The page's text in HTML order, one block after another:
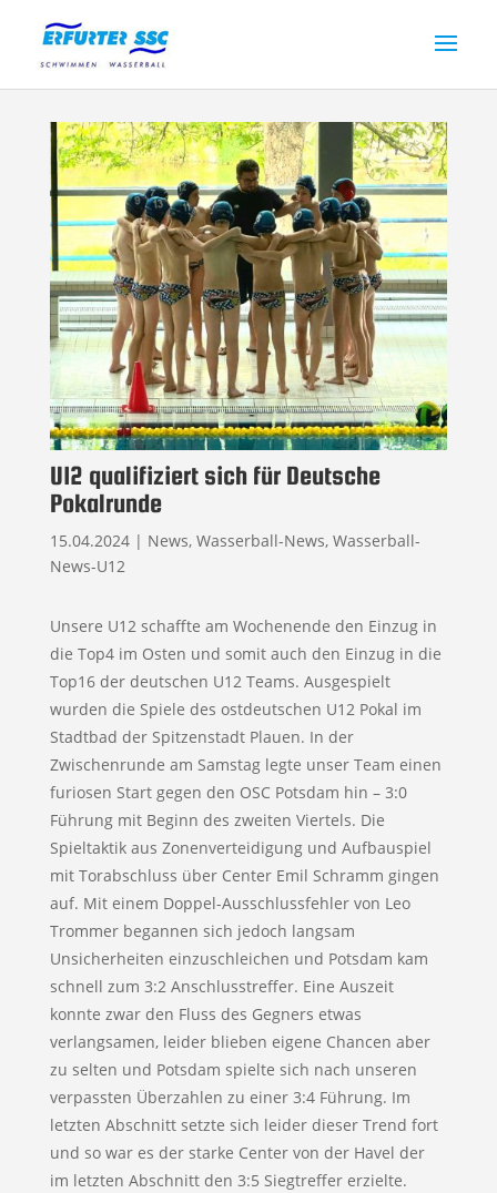
U12 qualifiziert sich für Deutsche
Pokalrunde
15.04.2024| News, Wasserball-News, Wasserball-
News-U12
Unsere U12 schaffte am Wochenende den Einzug in
die Top4 im Osten und somit auch den Einzug in die
Top16 der deutschen U12 Teams. Ausgespielt
wurden die Spiele des ostdeutschen U12 Pokal im
Stadtbad der Spitzenstadt Plauen. In der
Zwischenrunde am Samstag legte unser Team einen
furiosen Start gegen den OSC Potsdam hin – 3:0
Führung mit Beginn des zweiten Viertels. Die
Spieltaktik aus Zonenverteidigung und Aufbauspiel
mit Torabschluss über Center Emil Schramm gingen
auf. Mit einem Doppel-Ausschlussfehler von Leo
Trommer begannen sich jedoch langsam
Unsicherheiten einzuschleichen und Potsdam kam
schnell zum 3:2 Anschlusstreffer. Eine Auszeit
konnte zwar den Fluss des Gegners etwas
verlangsamen, leider blieben eigene Chancen aber
zu selten und Potsdam spielte sich nach unseren
verpassten Überzahlen zu einer 3:4 Führung. Im
letzten Abschnitt setzte sich leider dieser Trend fort
und so war es der starke Center von der Havel der
im letzten Abschnitt den 3:5 Siegtreffer erzielte.